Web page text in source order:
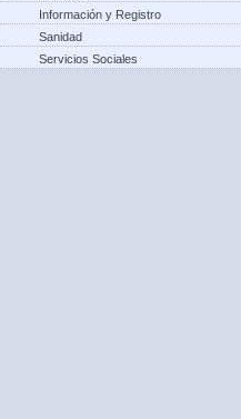
Información y Registro
Sanidad
Servicios Sociales